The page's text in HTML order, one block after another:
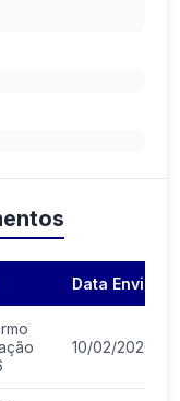
Data Envio
10/02/2026